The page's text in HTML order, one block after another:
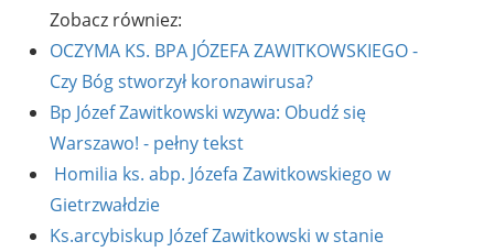
Zobacz równiez:
OCZYMA KS. BPA JÓZEFA ZAWITKOWSKIEGO -
Czy Bóg stworzył koronawirusa?
Bp Józef Zawitkowski wzywa: Obudź się
Warszawo! - pełny tekst
Homilia ks. abp. Józefa Zawitkowskiego w
Gietrzwałdzie
Ks.arcybiskup Józef Zawitkowski w stanie